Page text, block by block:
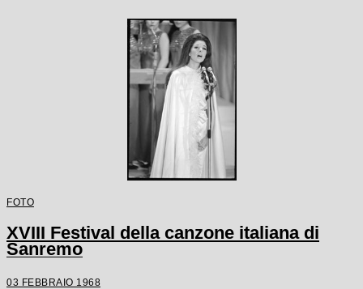
FOTO
XVIII Festival della canzone italiana di
Sanremo
03 FEBBRAIO 1968